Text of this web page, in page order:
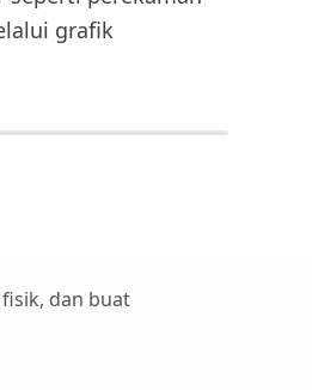
grafik
dan buat